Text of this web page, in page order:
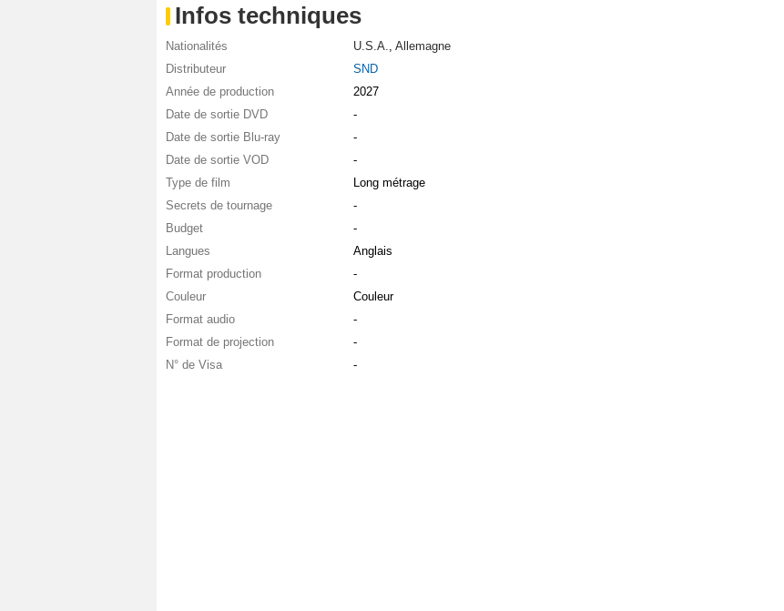
Infos techniques
Nationalités U.S.A.
Allemagne
Distributeur
SND
Année de production
2027
Date de sortie DVD
-
Date de sortie Blu-ray
-
Date de sortie VOD
-
Type de film
Long métrage
Secrets de tournage
-
Budget
-
Langues
Anglais
Format production
-
Couleur
Couleur
Format audio
-
Format de projection
-
N° de Visa
-